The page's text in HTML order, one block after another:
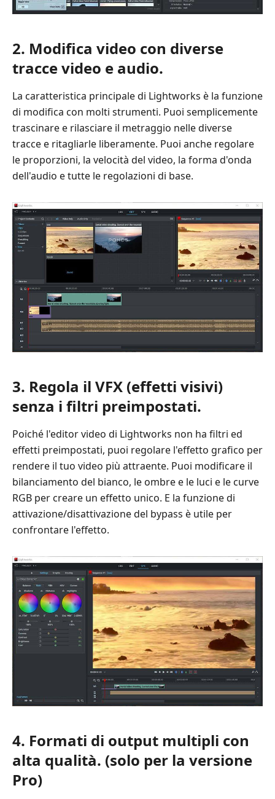
4.
l'editor
video
Lightworks
Parte
5:
3
migliori
alternative
Lightworks
Parte
6:
Domande
frequenti
su
Lightworks
Video
Editor
2. Modifica video con diverse
tracce video e audio.
La caratteristica principale di Lightworks è la funzione
di modifica con molti strumenti. Puoi semplicemente
trascinare e rilasciare il metraggio nelle diverse
tracce e ritagliarle liberamente. Puoi anche regolare
le proporzioni, la velocità del video, la forma d'onda
dell'audio e tutte le regolazioni di base.
3. Regola il VFX (effetti visivi)
senza i filtri preimpostati.
Poiché l'editor video di Lightworks non ha filtri ed
effetti preimpostati, puoi regolare l'effetto grafico per
rendere il tuo video più attraente. Puoi modificare il
bilanciamento del bianco, le ombre e le luci e le curve
RGB per creare un effetto unico. E la funzione di
attivazione/disattivazione del bypass è utile per
confrontare l'effetto.
4. Formati di output multipli con
alta qualità. (solo per la versione
Pro)